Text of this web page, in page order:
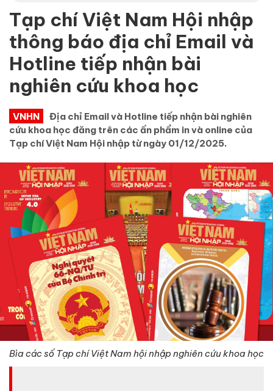
Tạp chí Việt Nam Hội nhập
thông báo địa chỉ Email và
Hotline tiếp nhận bài
nghiên cứu khoa học
VNHN
Địa chỉ Email và Hotline tiếp nhận bài nghiên
cứu khoa học đăng trên các ấn phẩm in và online của
Tạp chí Việt Nam Hội nhập từ ngày 01/12/2025.
Bìa các số Tạp chí Việt Nam hội nhập nghiên cứu khoa học